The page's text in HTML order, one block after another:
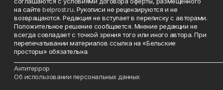
на сайтеbelprost.ru. Рукописи не рецензируются и не
возвращаются. Редакция не вступает в переписку с авторами.
Положительное решение сообщается. Мнение редакции не
всегда совпадает с точкой зрения того или иного автора. При
перепечатывании материалов ссылка на «Бельские
просторы» обязательна.
Антитеррор
Об использовании персональных данных